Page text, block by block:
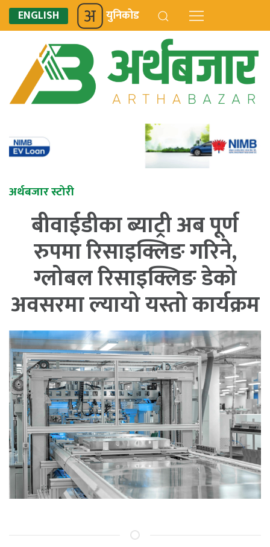
ENGLISH युनिकोड
अर्थबजार स्टोरी
बीवाईडीका ब्याट्री अब पूर्ण
रुपमा रिसाइक्लिङ गरिने,
ग्लोबल रिसाइक्लिङ डेको
अवसरमा ल्यायो यस्तो कार्यक्रम